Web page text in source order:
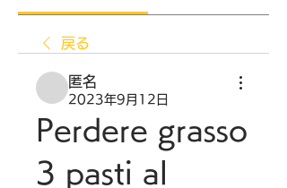
戻る
匿名
2023年9月12日
Perdere grasso
3 pasti al